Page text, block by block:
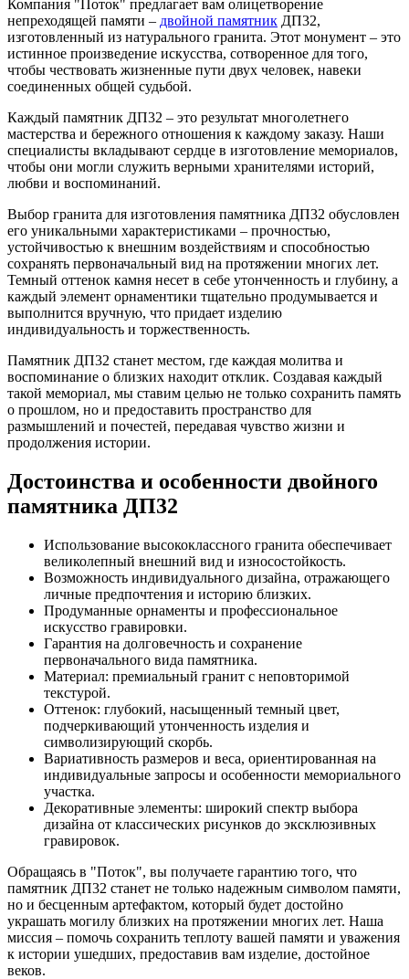
Компания "Поток" предлагает вам олицетворение
непреходящей памяти – двойной памятник ДП32,
изготовленный из натурального гранита. Этот монумент – это
истинное произведение искусства, сотворенное для того,
чтобы чествовать жизненные пути двух человек, навеки
соединенных общей судьбой.
Каждый памятник ДП32 – это результат многолетнего
мастерства и бережного отношения к каждому заказу. Наши
специалисты вкладывают сердце в изготовление мемориалов,
чтобы они могли служить верными хранителями историй,
любви и воспоминаний.
Выбор гранита для изготовления памятника ДП32 обусловлен
его уникальными характеристиками – прочностью,
устойчивостью к внешним воздействиям и способностью
сохранять первоначальный вид на протяжении многих лет.
Темный оттенок камня несет в себе утонченность и глубину, а
каждый элемент орнаментики тщательно продумывается и
выполнится вручную, что придает изделию
индивидуальность и торжественность.
Памятник ДП32 станет местом, где каждая молитва и
воспоминание о близких находит отклик. Создавая каждый
такой мемориал, мы ставим целью не только сохранить память
о прошлом, но и предоставить пространство для
размышлений и почестей, передавая чувство жизни и
продолжения истории.
Достоинства и особенности двойного
памятника ДП32
Использование высококлассного гранита обеспечивает
великолепный внешний вид и износостойкость.
Возможность индивидуального дизайна, отражающего
личные предпочтения и историю близких.
Продуманные орнаменты и профессиональное
искусство гравировки.
Гарантия на долговечность и сохранение
первоначального вида памятника.
Материал: премиальный гранит с неповторимой
текстурой.
Оттенок: глубокий, насыщенный темный цвет,
подчеркивающий утонченность изделия и
символизирующий скорбь.
Вариативность размеров и веса, ориентированная на
индивидуальные запросы и особенности мемориального
участка.
Декоративные элементы: широкий спектр выбора
дизайна от классических рисунков до эксклюзивных
гравировок.
Обращаясь в "Поток", вы получаете гарантию того, что
памятник ДП32 станет не только надежным символом памяти,
но и бесценным артефактом, который будет достойно
украшать могилу близких на протяжении многих лет. Наша
миссия – помочь сохранить теплоту вашей памяти и уважения
к истории ушедших, предоставив вам изделие, достойное
веков.